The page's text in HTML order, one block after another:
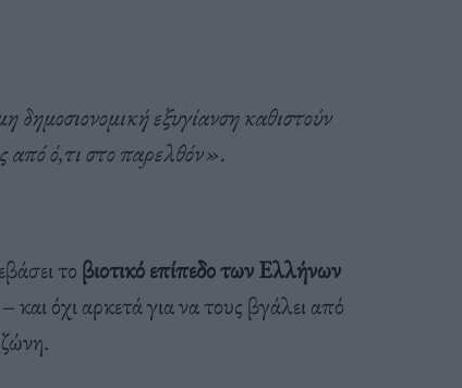
εξυγίανση καθιστούν
από ό,τι στο παρελθόν».
το βιοτικό επίπεδο των Ελλήνων
όχι αρκετά για να τους βγάλει από